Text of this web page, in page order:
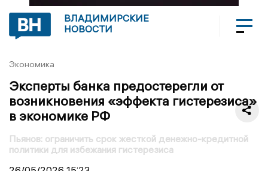
ВЛАДИМИРСКИЕ
НОВОСТИ
Экономика
Эксперты банка предостерегли от
возникновения «эффекта гистерезиса»
в экономике РФ
Пьянов: ограничить срок жесткой денежно-кредитной
политики для избежания гистерезиса